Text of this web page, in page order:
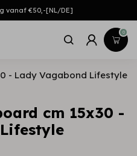
vanaf €50,-[NL/DE]
0
- Lady Vagabond Lifestyle
cm 15x30 -